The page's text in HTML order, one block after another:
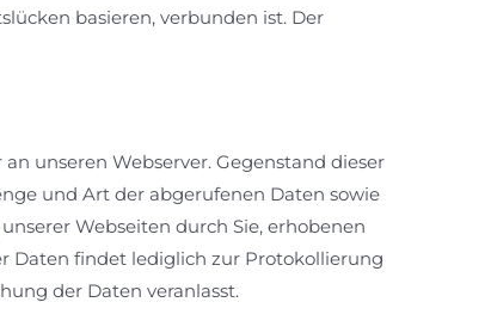
basieren, verbunden ist. Der
unseren Webserver. Gegenstand dieser
und Art der abgerufenen Daten sowie
Webseiten durch Sie, erhobenen
Daten findet lediglich zur Protokollierung
der Daten veranlasst.